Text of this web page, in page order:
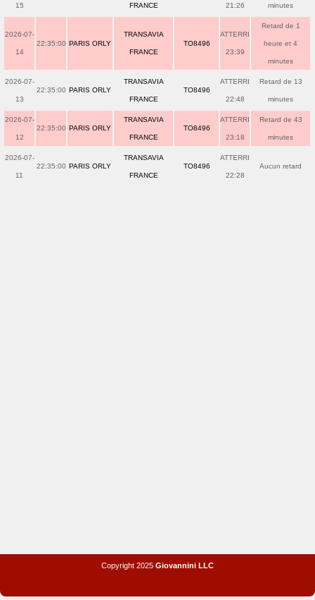
15 FRANCE 21:26 minutes
2026-07-
14
22:35:00 PARIS ORLY
TRANSAVIA
FRANCE
TO8496
ATTERRI
23:39
Retard de 1
heure et 4
minutes
2026-07-
13
22:35:00 PARIS ORLY
TRANSAVIA
FRANCE
TO8496
ATTERRI
22:48
Retard de 13
minutes
2026-07-
12
22:35:00 PARIS ORLY
TRANSAVIA
FRANCE
TO8496
ATTERRI
23:18
Retard de 43
minutes
2026-07-
11
22:35:00 PARIS ORLY
TRANSAVIA
FRANCE
TO8496
ATTERRI
22:28
Aucun retard
Copyright 2025 Giovannini LLC